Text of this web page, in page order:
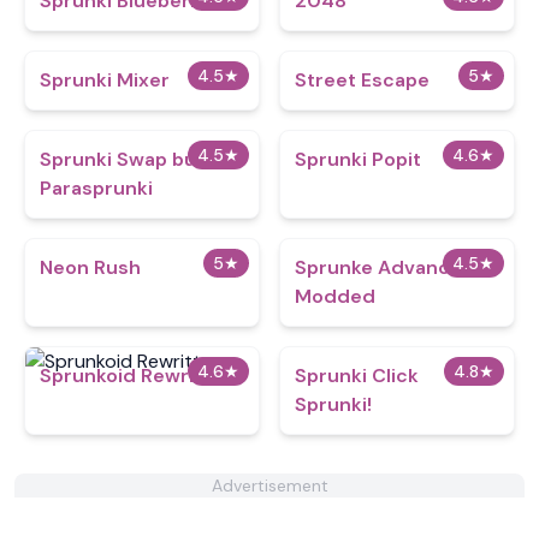
4.5★
Sprunki Mixer 5★
Street Escape
4.5★
Sprunki Swap but
Parasprunki
4.6★
Sprunki Popit
5★
Neon Rush 4.5★
Sprunke Advanced
Modded
4.6★
Sprunkoid Rewritten 4.8★
Sprunki Click
Sprunki!
Advertisement